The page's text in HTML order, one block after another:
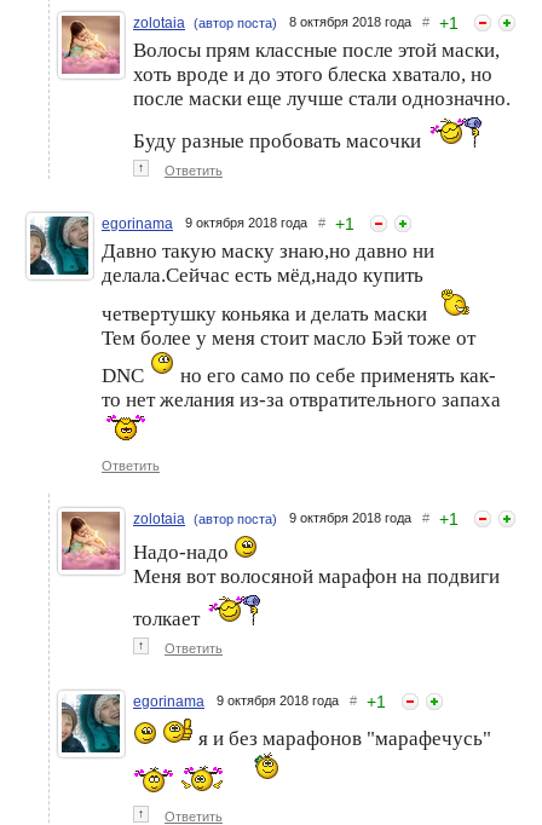
zolotaia (автор поста) 8 октября 2018 года # +1
Волосы прям классные после этой маски,
хоть вроде и до этого блеска хватало, но
после маски еще лучше стали однозначно.
Буду разные пробовать масочки
↑ Ответить
egorinama 9 октября 2018 года # +1
Давно такую маску знаю,но давно ни
делала.Сейчас есть мёд,надо купить
четвертушку коньяка и делать маски
Тем более у меня стоит масло Бэй тоже от
DNC
но его само по себе применять как-
то нет желания из-за отвратительного запаха
Ответить
zolotaia (автор поста) 9 октября 2018 года # +1
Надо-надо
Меня вот волосяной марафон на подвиги
толкает
↑ Ответить
egorinama 9 октября 2018 года # +1
я и без марафонов "марафечусь"
↑ Ответить